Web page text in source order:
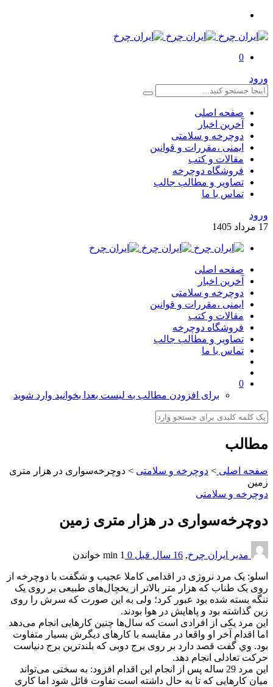
0
ورود
صفحه اصلی
آخرین اخبار
دوچرخه و سلامتی
ایمنی ،مقررات و قوانین
مقالات و کتب
فروشگاه دوچرخه
تصاویر و مطالب جالب
تماس با ما
ورود
17 مرداد 1405
صفحه اصلی
آخرین اخبار
دوچرخه و سلامتی
ایمنی ،مقررات و قوانین
مقالات و کتب
فروشگاه دوچرخه
تصاویر و مطالب جالب
تماس با ما
0
برای افزودن مطالب به لیست بعدا بخوانید وارد شوید
مطالب
صفحه اصلی > دوچرخه و سلامتی > دوچرخه‌سواری در هزار متری
زمین
دوچرخه و سلامتی
دوچرخه‌سواری در هزار متری زمین
مدیر ایران چرخ, 16 سال قبل 0
1 min خواندن
اسلو: یک مرد نروژی در اقدامی کاملا عجیب و شگفت با دوچرخه از
روی یک طناب که هزار متر بالاتر از یخچال‌های طبیعی بر روی یک
تنگه بسته شده بود عبور کرد؛ ولی به این صورت که سرش را روی
زین گذاشته بود و پاهایش در هوا بودند.
این مرد یکی از افرادی است که سال‌ها چنین کارهایی انجام می‌دهد
اما اقدام آخر او واقعا در مقایسه با کارهای دیگرش بسيار متفاوت
بود. وي گفت قصد دارد بر روی برج دوبی که بلندترین برج دنیاست
حرکت تعادلی انجام دهد.
این مرد 29 ساله پس از انجام این اقدام افزود: به سختی می‌تواند
میان کارهایی که تا به حال داشته است تفاوت قائل شود اما کاری